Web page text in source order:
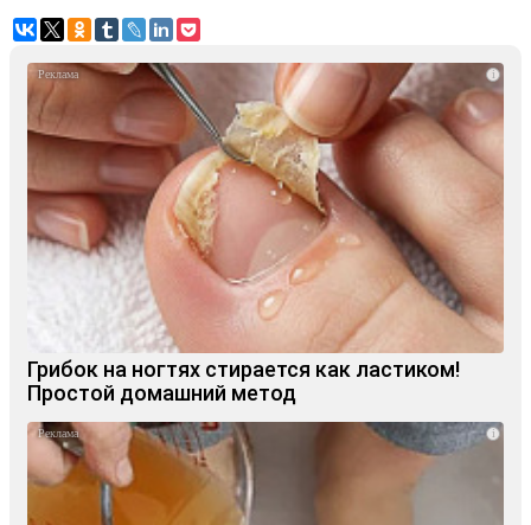
i
Грибок на ногтях стирается как ластиком!
Простой домашний метод
i